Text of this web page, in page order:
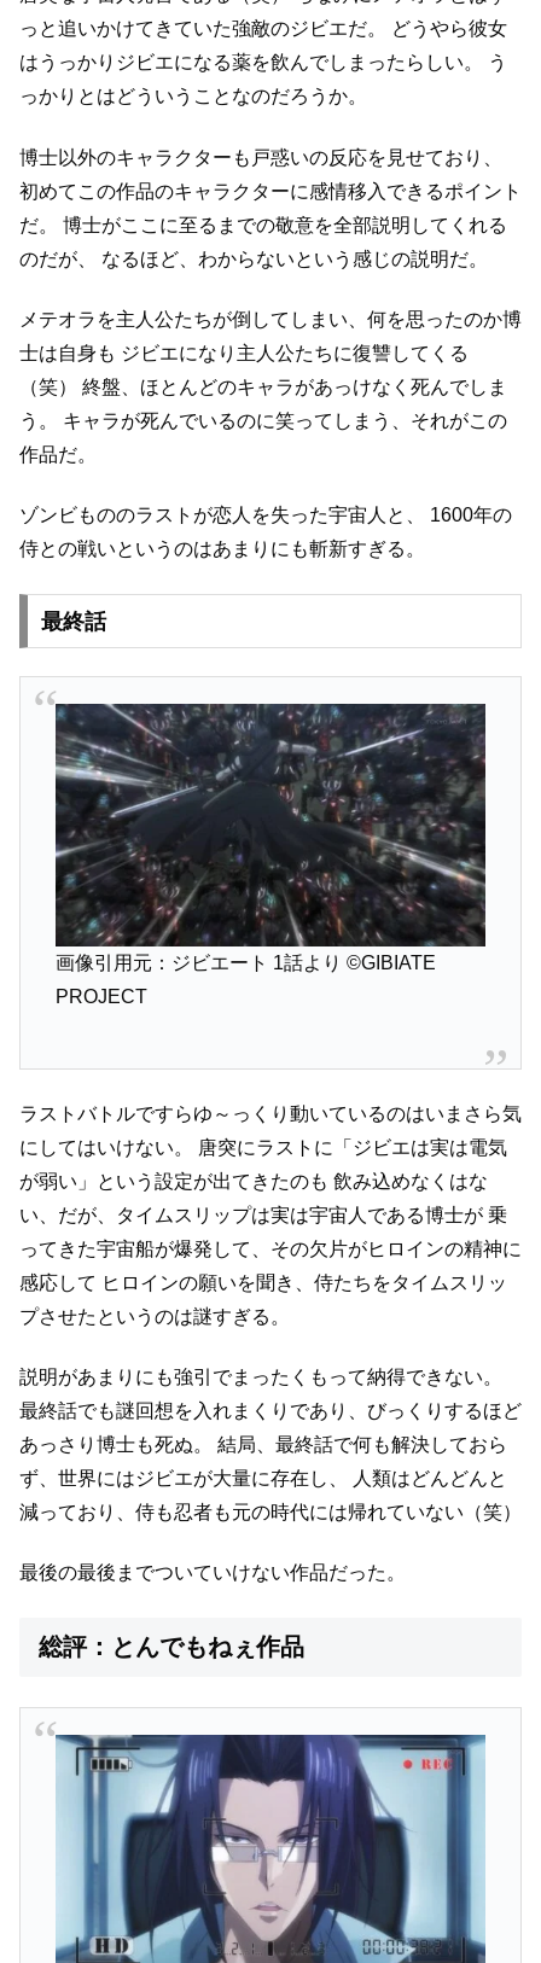
っと追いかけてきていた強敵のジビエだ。
どうやら彼女
はうっかりジビエになる薬を飲んでしまったらしい。
う
っかりとはどういうことなのだろうか。
博士以外のキャラクターも戸惑いの反応を見せており、
初めてこの作品のキャラクターに感情移入できるポイント
だ。
博士がここに至るまでの敬意を全部説明してくれる
のだが、
なるほど、わからないという感じの説明だ。
メテオラを主人公たちが倒してしまい、何を思ったのか博
士は自身も ジビエになり主人公たちに復讐してくる
（笑）
終盤、ほとんどのキャラがあっけなく死んでしま
う。
キャラが死んでいるのに笑ってしまう、それがこの
作品だ。
ゾンビもののラストが恋人を失った宇宙人と、
1600年の
侍との戦いというのはあまりにも斬新すぎる。
最終話
画像引用元：ジビエート 1話より ©GIBIATE
PROJECT
ラストバトルですらゆ～っくり動いているのはいまさら気
にしてはいけない。
唐突にラストに「ジビエは実は電気
が弱い」という設定が出てきたのも 飲み込めなくはな
い、だが、タイムスリップは実は宇宙人である博士が 乗
ってきた宇宙船が爆発して、その欠片がヒロインの精神に
感応して ヒロインの願いを聞き、侍たちをタイムスリッ
プさせたというのは謎すぎる。
説明があまりにも強引でまったくもって納得できない。
最終話でも謎回想を入れまくりであり、びっくりするほど
あっさり博士も死ぬ。
結局、最終話で何も解決しておら
ず、世界にはジビエが大量に存在し、
人類はどんどんと
減っており、侍も忍者も元の時代には帰れていない（笑）
最後の最後までついていけない作品だった。
総評：とんでもねぇ作品